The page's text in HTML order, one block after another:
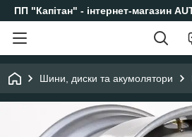
ПП "Капітан" - інтернет-магазин
Шини, диски та акумолятори